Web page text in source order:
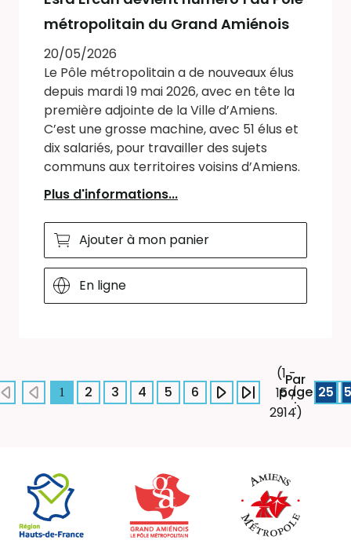
métropolitain du Grand Amiénois
20/05/2026
Le Pôle métropolitain a de nouveaux élus
depuis mardi 19 mai 2026, avec en tête la
première adjointe de la Ville d’Amiens.
C’est une grosse machine, avec 51 élus et
dix salariés, pour travailler des sujets
communs aux territoires voisins d’Amiens.
Plus d'informations...
Ajouter à mon panier
En ligne
1 2 3 4 5 6
(1 -
15 /
2914)
Par
page
:
25